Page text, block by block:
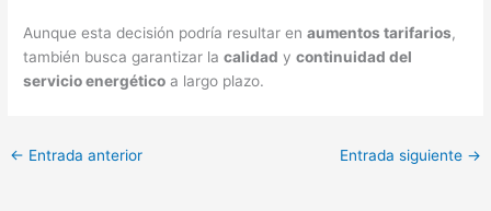
Aunque esta decisión podría resultar enaumentos tarifarios,
también busca garantizar lacalidad ycontinuidad del
servicio energético a largo plazo.
← Entrada anterior Entrada siguiente →